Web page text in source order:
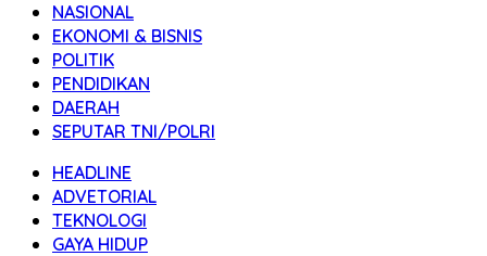
NASIONAL
EKONOMI & BISNIS
POLITIK
PENDIDIKAN
DAERAH
SEPUTAR TNI/POLRI
HEADLINE
ADVETORIAL
TEKNOLOGI
GAYA HIDUP